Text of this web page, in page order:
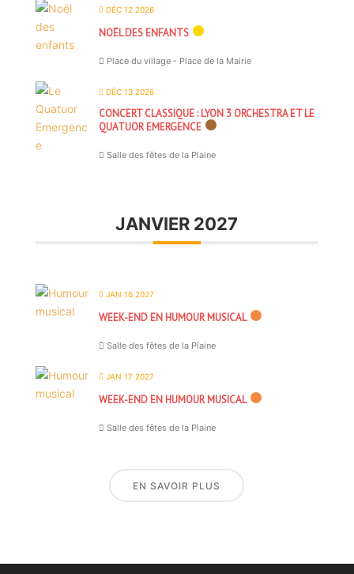
DÉC 12 2026
NOËL DES ENFANTS
Place du village - Place de la Mairie
DÉC 13 2026
CONCERT CLASSIQUE : LYON 3 ORCHESTRA ET LE
QUATUOR EMERGENCE
Salle des fêtes de la Plaine
JANVIER 2027
JAN 16 2027
WEEK-END EN HUMOUR MUSICAL
Salle des fêtes de la Plaine
JAN 17 2027
WEEK-END EN HUMOUR MUSICAL
Salle des fêtes de la Plaine
EN SAVOIR PLUS